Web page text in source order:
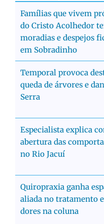
Famílias que vivem
do Cristo Acolhedor
moradias e despejos
em Sobradinho
Temporal provoca
queda de árvores e
Serra
Especialista explica
abertura das
no Rio Jacuí
Quiropraxia ganha
aliada no tratamento
dores na coluna